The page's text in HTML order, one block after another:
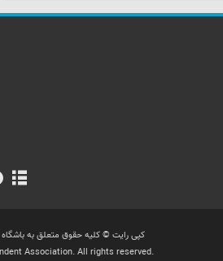
کپی رایت © کلیه حقوق متعلق به باشگاه
Association. All rights reserved.